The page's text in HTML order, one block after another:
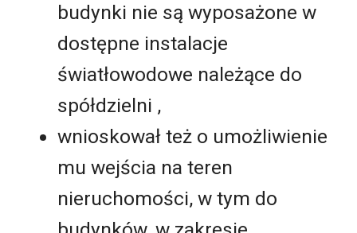
budynki nie są wyposażone w
dostępne instalacje
światłowodowe należące do
spółdzielni ,
wnioskował też o umożliwienie
mu wejścia na teren
nieruchomości, w tym do